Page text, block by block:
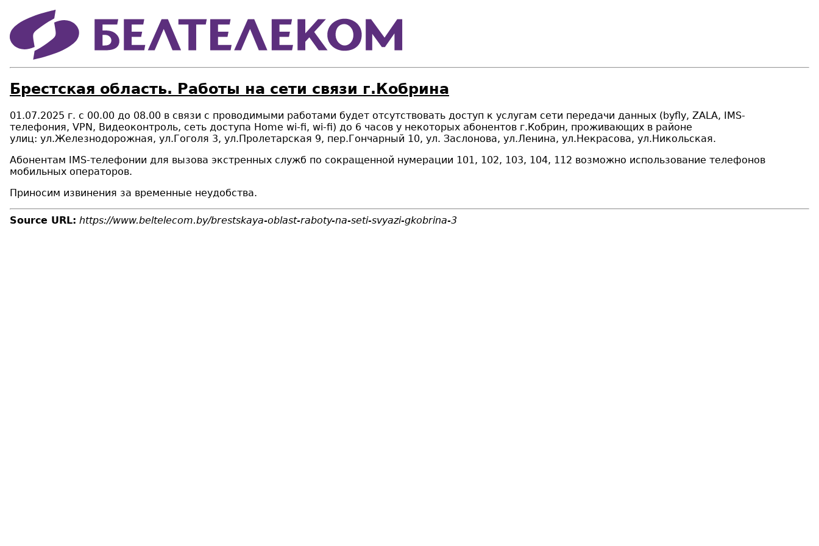
Брестская область. Работы на сети связи г.Кобрина
01.07.2025 г. с 00.00 до 08.00 в связи с проводимыми работами будет отсутствовать доступ к услугам сети передачи данных (byfly, ZALA, IMS-
телефония, VPN, Видеоконтроль, сеть доступа Home wi-fi, wi-fi) до 6 часов у некоторых абонентов г.Кобрин, проживающих в районе
улиц: ул.Железнодорожная, ул.Гоголя 3, ул.Пролетарская 9, пер.Гончарный 10, ул. Заслонова, ул.Ленина, ул.Некрасова, ул.Никольская.
Абонентам IMS-телефонии для вызова экстренных служб по сокращенной нумерации 101, 102, 103, 104, 112 возможно использование телефонов
мобильных операторов.
Приносим извинения за временные неудобства.
Source URL: https://www.beltelecom.by/brestskaya-oblast-raboty-na-seti-svyazi-gkobrina-3